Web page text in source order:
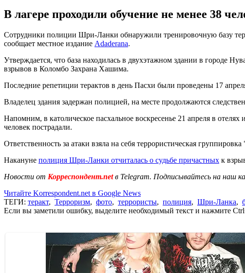
В лагере проходили обучение не менее 38
Сотрудники полиции Шри-Ланки обнаружили тренировочную базу
сообщает местное издание Adaderana.
Утверждается, что база находилась в двухэтажном здании в городе
взрывов в Коломбо Захрана Хашима.
Последние репетиции терактов в день Пасхи были проведены 17
Владелец здания задержан полицией, на месте продолжаются
Напомним, в католическое пасхальное воскресенье 21 апреля в
человек пострадали.
Ответственность за атаки взяла на себя террористическая
Накануне полиция Шри-Ланки отчиталась о судьбе причастных к
Новости от Корреспондент.netв Telegram. Подписывайтесь на наш
Читайте Korrespondent.net в Google News
ТЕГИ: теракт, Терроризм, фото, террористы, полиция, Шри-Ланка,
Если вы заметили ошибку, выделите необходимый текст и нажмите